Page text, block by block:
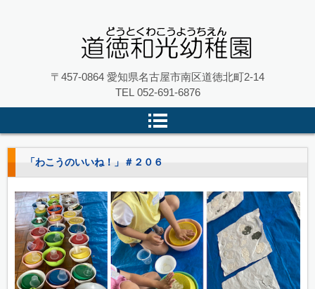
名古屋市南区の 道徳和光幼稚園
〒457-0864 愛知県名古屋市南区道徳北町2-14
TEL 052-691-6876
「わこうのいいね！」＃２０６